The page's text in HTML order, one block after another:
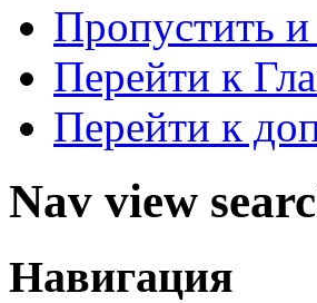
Пропустить
Перейти к
Перейти к
Nav view
Навигация